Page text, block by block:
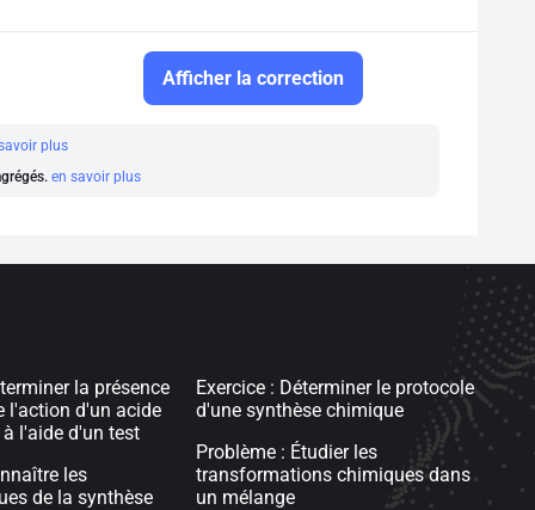
Afficher la correction
plus
en savoir plus
la présence
l'action d'un acide
l'aide d'un test
les
de la synthèse
Exercice : Déterminer le protocole
d'une synthèse chimique
Problème : Étudier les
transformations chimiques dans
un mélange